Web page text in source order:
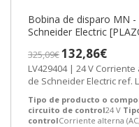
Bobina de disparo MN -
Schneider Electric
325,09€132,86€
LV429404 | 24 V Corriente alterna (AC, CA) Bobina de disparo
de Schneider Electric ref.
Tipo de producto o
circuito de control24 V
controlCorriente alterna